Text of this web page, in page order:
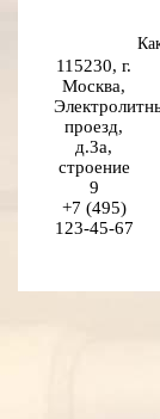
115230, г.
Москва,
проезд,
д.3а,
строение
9
+7 (495)
123-45-67